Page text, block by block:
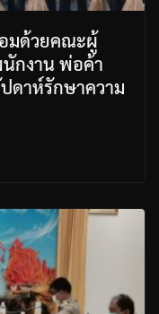
มด้วยคณะผู้
กงาน พ่อค้า
ดาห์รักษาความ